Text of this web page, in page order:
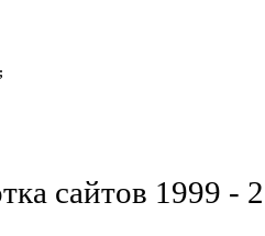
сайтов 1999 -